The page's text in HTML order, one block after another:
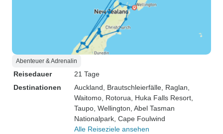
Abenteuer & Adrenalin
Reisedauer
21 Tage
Destinationen
Auckland , Brautschleierfälle , Raglan
Waitomo , Rotorua , Huka Falls Resort
Taupo , Wellington , Abel Tasman
Nationalpark , Cape Foulwind
Alle Reiseziele ansehen